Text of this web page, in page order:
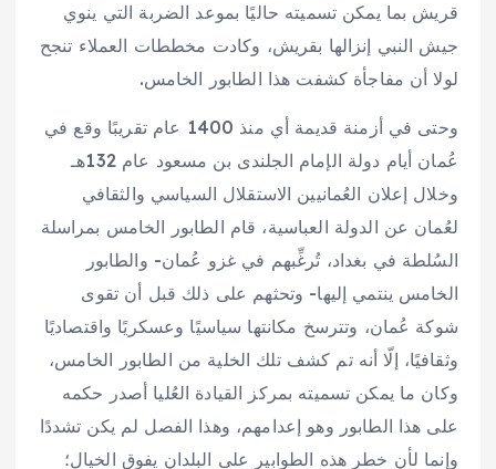
قريش بما يمكن تسميته حاليًا بموعد الضربة التي ينوي
جيش النبي إنزالها بقريش، وكادت مخططات العملاء تنجح
لولا أن مفاجأة كشفت هذا الطابور الخامس.
وحتى في أزمنة قديمة أي منذ 1400 عام تقريبًا وقع في
عُمان أيام دولة الإمام الجلندى بن مسعود عام 132هـ
وخلال إعلان العُمانيين الاستقلال السياسي والثقافي
لعُمان عن الدولة العباسية، قام الطابور الخامس بمراسلة
السُلطة في بغداد، تُرغِّبهم في غزو عُمان- والطابور
الخامس ينتمي إليها- وتحثهم على ذلك قبل أن تقوى
شوكة عُمان، وتترسخ مكانتها سياسيًا وعسكريًا واقتصاديًا
وثقافيًا، إلّا أنه تم كشف تلك الخلية من الطابور الخامس،
وكان ما يمكن تسميته بمركز القيادة العُليا أصدر حكمه
على هذا الطابور وهو إعدامهم، وهذا الفصل لم يكن تشددًا
وإنما لأن خطر هذه الطوابير على البلدان يفوق الخيال؛